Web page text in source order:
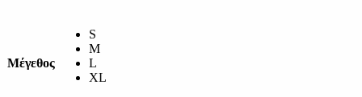
Μέγεθος
S
M
L
XL